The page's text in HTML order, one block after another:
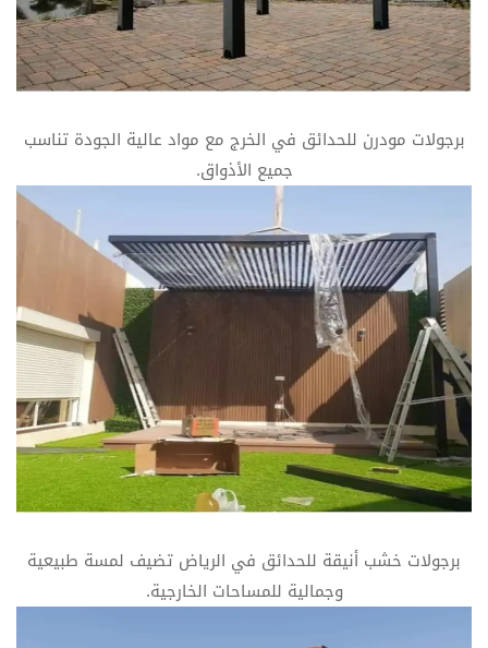
برجولات مودرن للحدائق في الخرج مع مواد عالية الجودة تناسب
جميع الأذواق.
برجولات خشب أنيقة للحدائق في الرياض تضيف لمسة طبيعية
وجمالية للمساحات الخارجية.